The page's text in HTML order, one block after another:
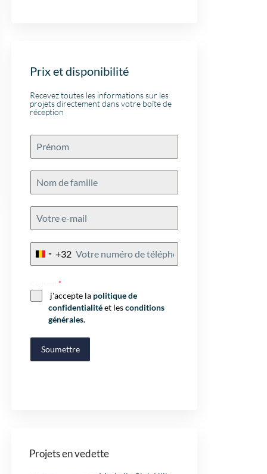
vertrouwen meer
gemaakt. Na de
het hele proces
werk verricht voor
kan IIS aan iedereen
dit is zoals je als
behandeld wilt
Prix et disponibilité
Recevez toutes les informations sur les
projets directement dans votre boîte de
réception
Belgium
+32
*
j'accepte la politique de
confidentialitéet lesconditions
générales.
Soumettre
Projets en vedette